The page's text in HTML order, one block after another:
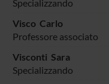
Specializzando
Visco Carlo
Professore associato
Visconti Sara
Specializzando